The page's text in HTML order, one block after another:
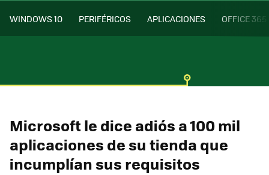
WINDOWS 10 PERIFÉRICOS APLICACIONES OFFICE 365
Microsoft le dice adiós a 100 mil
aplicaciones de su tienda que
incumplían sus requisitos